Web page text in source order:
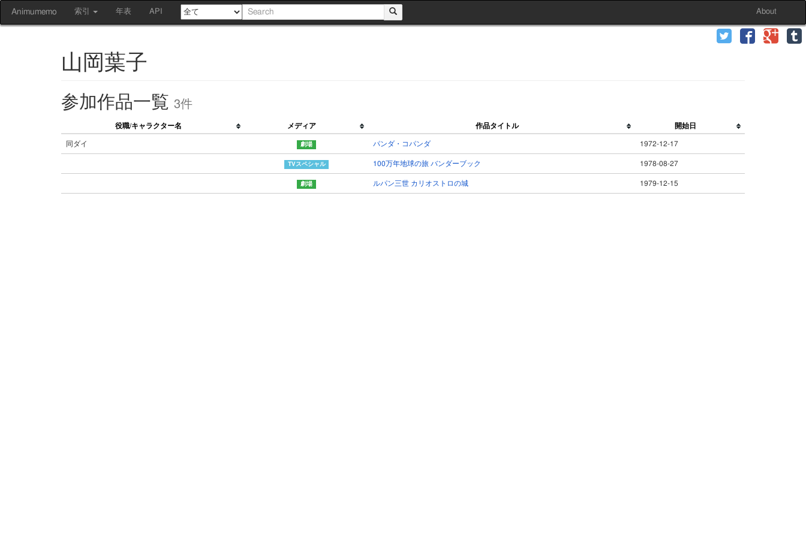
Animumemo 索引 年表 API About
山岡葉子
参加作品一覧 3件
役職/キャラクター名 メディア 作品タイトル 開始日
同ダイ パンダ・コパンダ 1972-12-17
100万年地球の旅 バンダーブック 1978-08-27
ルパン三世 カリオストロの城 1979-12-15